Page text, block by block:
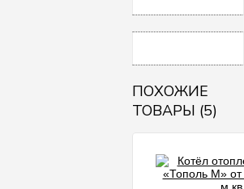
ПОХОЖИЕ
ТОВАРЫ (5)